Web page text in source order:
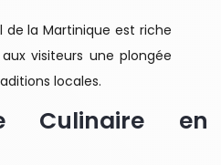
la Martinique est riche
visiteurs une plongée
locales.
Culinaire en